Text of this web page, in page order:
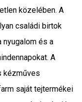
közelében. A
családi birtok
nyugalom és a
A
kézműves
saját tejtermékei